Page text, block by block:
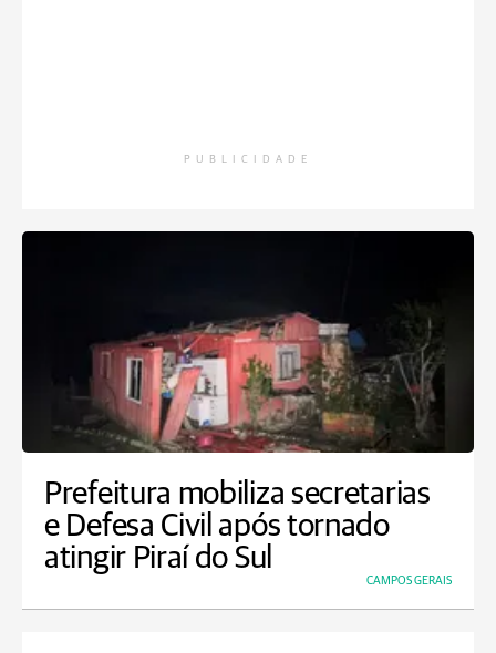
PUBLICIDADE
Prefeitura mobiliza secretarias
e Defesa Civil após tornado
atingir Piraí do Sul
CAMPOS GERAIS